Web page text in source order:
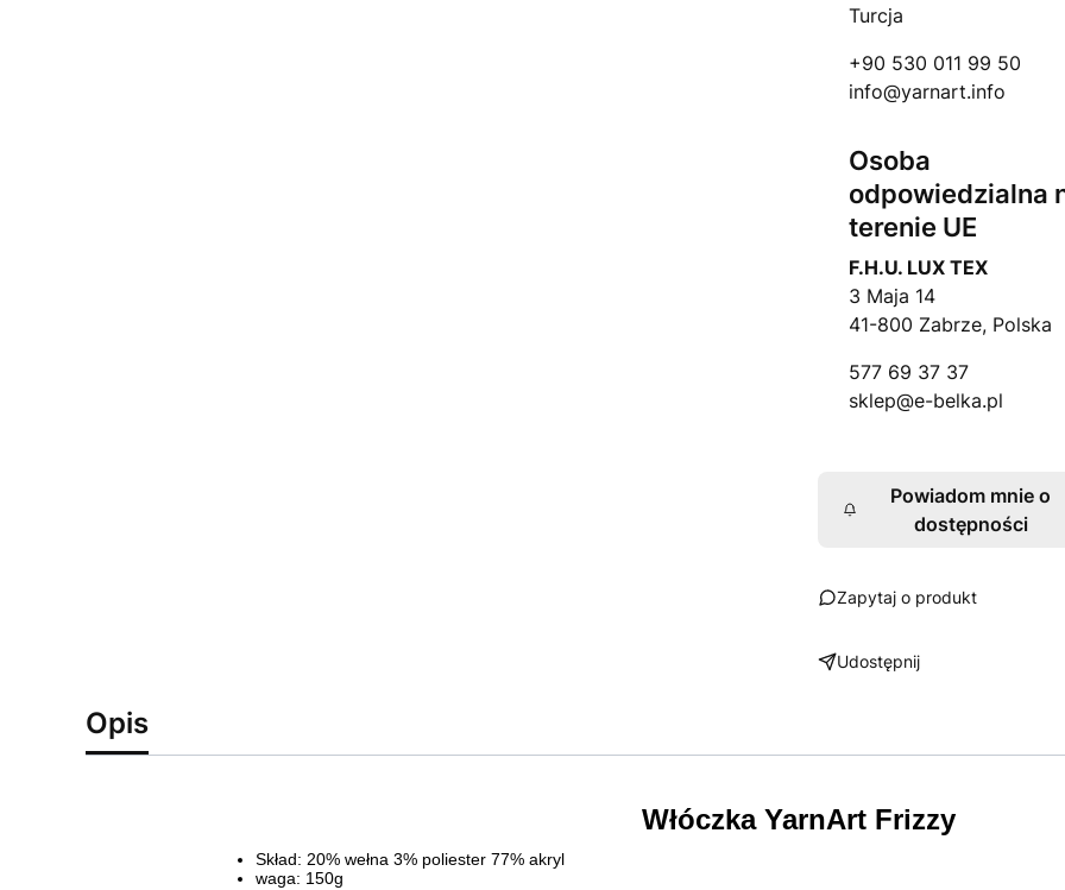
Turcja
+90 530 011 99 50
info@yarnart.info
Osoba
odpowiedzialna
terenie UE
F.H.U. LUX TEX
3 Maja 14
41-800 Zabrze, Polska
577 69 37 37
sklep@e-belka.pl
Powiadom mnie o
dostępności
Zapytaj o produkt
Udostępnij
Opis
Włóczka YarnArt Frizzy
Skład: 20% wełna 3% poliester 77% akryl
waga: 150g